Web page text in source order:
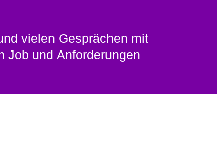
vielen Gesprächen mit
Job und Anforderungen